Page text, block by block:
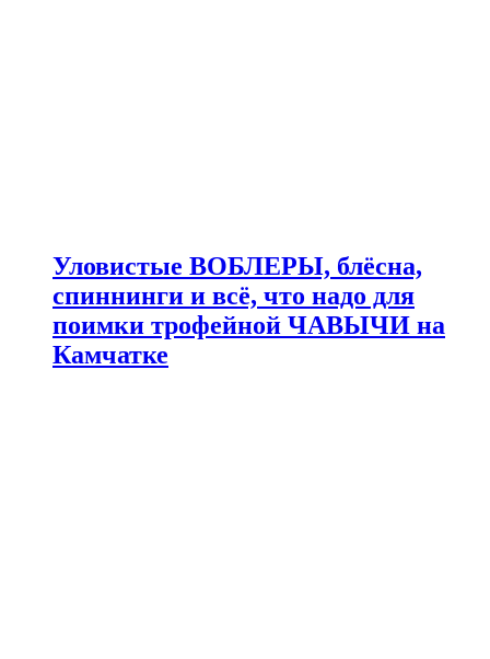
Уловистые ВОБЛЕРЫ, блёсна,
спиннинги и всё, что надо для
поимки трофейной ЧАВЫЧИ на
Камчатке